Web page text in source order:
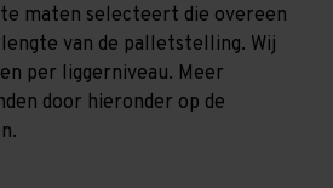
maten selecteert die overeen
van de palletstelling. Wij
per liggerniveau. Meer
door hieronder op de